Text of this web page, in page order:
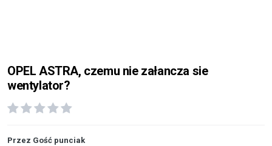
OPEL ASTRA, czemu nie załancza sie
wentylator?
Przez Gość punciak